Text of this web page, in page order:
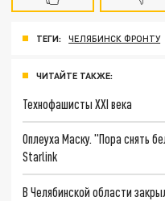
ТЕГИ: ЧЕЛЯБИНСК ФРОНТУ
ЧИТАЙТЕ ТАКЖЕ:
Технофашисты XXI века
Оплеуха Маску. "Пора снять
Starlink
В Челябинской области